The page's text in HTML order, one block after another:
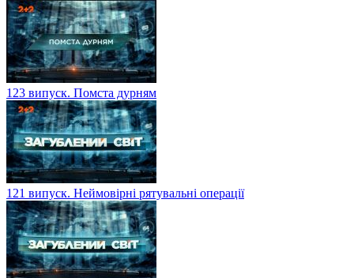
123 випуск. Помста дурням
121 випуск. Неймовірні рятувальні операції